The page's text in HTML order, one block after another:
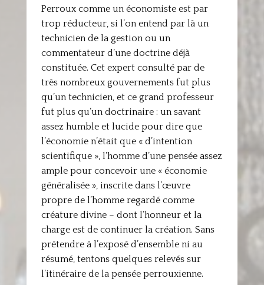
Perroux comme un économiste est par
trop réducteur, si l’on entend par là un
technicien de la gestion ou un
commentateur d’une doctrine déjà
constituée. Cet expert consulté par de
très nombreux gouvernements fut plus
qu’un technicien, et ce grand professeur
fut plus qu’un doctrinaire : un savant
assez humble et lucide pour dire que
l’économie n’était que « d’intention
scientifique », l’homme d’une pensée assez
ample pour concevoir une « économie
généralisée », inscrite dans l’œuvre
propre de l’homme regardé comme
créature divine – dont l’honneur et la
charge est de continuer la création. Sans
prétendre à l’exposé d’ensemble ni au
résumé, tentons quelques relevés sur
l’itinéraire de la pensée perrouxienne.